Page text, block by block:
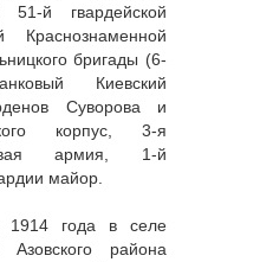
51-й гвардейской
Краснознаменной
бригады (6-
Киевский
Суворова и
корпус, 3-я
армия, 1-й
майор.
1914 года в селе
Азовского района